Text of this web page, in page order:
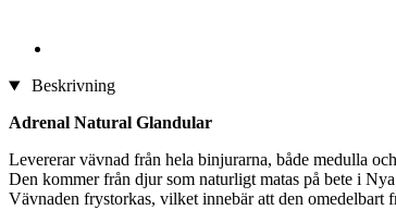
Beskrivning
Adrenal Natural Glandular
Levererar vävnad från hela binjurarna, både medulla
Den kommer från djur som naturligt matas på bete i
Vävnaden frystorkas, vilket innebär att den omedelbart